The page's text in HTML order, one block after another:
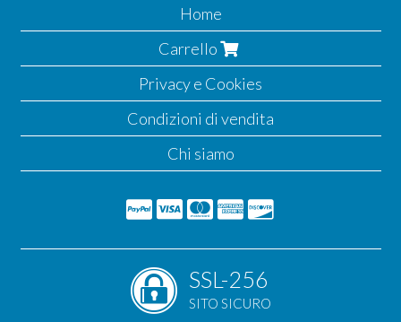
Home
Carrello
Privacy e Cookies
Condizioni di vendita
Chi siamo
SSL-256
SITO SICURO